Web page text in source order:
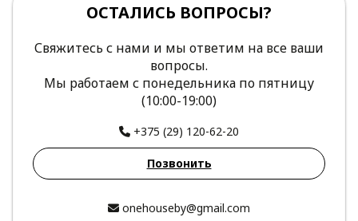
ОСТАЛИСЬ ВОПРОСЫ?
Свяжитесь с нами и мы ответим на все ваши
вопросы.
Мы работаем с понедельника по пятницу
(10:00-19:00)
+375 (29) 120-62-20
Позвонить
onehouseby@gmail.com